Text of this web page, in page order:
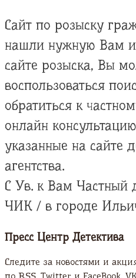
Сайт по розыску
нашли нужную Вам
сайте розыска, Вы
воспользоваться
обратиться к
онлайн
указанные на сайте
агентства.
С Ув. к Вам Частный
ЧИК / в городе
Пресс Центр Детектива
Следите за новостями и